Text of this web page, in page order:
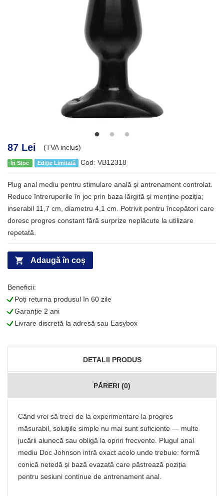
87 Lei (TVA inclus)
În Stoc Ediție Limitată Cod: VB12318
Plug anal mediu pentru stimulare anală și antrenament controlat.
Reduce întreruperile în joc prin baza lărgită și menține poziția;
inserabil 11,7 cm, diametru 4,1 cm. Potrivit pentru începători care
doresc progres constant fără surprize neplăcute la utilizare
repetată.
Adaugă în coș
Beneficii:
LPoți returna produsul în 60 zile
LGaranție 2 ani
LLivrare discretă la adresă sau Easybox
DETALII PRODUS
PĂRERI (0)
Când vrei să treci de la experimentare la progres
măsurabil, soluțiile simple nu mai sunt suficiente — multe
jucării alunecă sau obligă la opriri frecvente. Plugul anal
mediu Doc Johnson intră exact acolo unde trebuie: formă
conică netedă și bază evazată care păstrează poziția
pentru sesiuni continue de antrenament anal.